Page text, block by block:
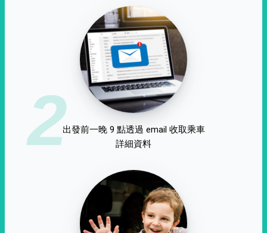
2出發前一晚 9 點透過 email 收取乘車
詳細資料